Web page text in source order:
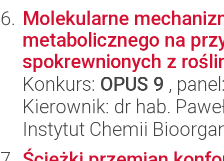
Molekularne
metabolicznego na
spokrewnionych z
Konkurs: OPUS 9 ,
Kierownik: dr hab.
Instytut Chemii